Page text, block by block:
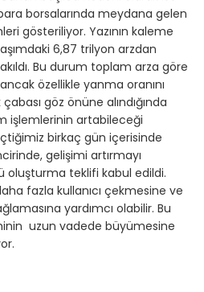
borsalarında meydana gelen
gösteriliyor. Yazının kaleme
6,87 trilyon arzdan
Bu durum toplam arza göre
özellikle yanma oranını
göz önüne alındığında
işlemlerinin artabileceği
birkaç gün içerisinde
gelişimi artırmayı
teklifi kabul edildi.
fazla kullanıcı çekmesine ve
yardımcı olabilir. Bu
uzun vadede büyümesine